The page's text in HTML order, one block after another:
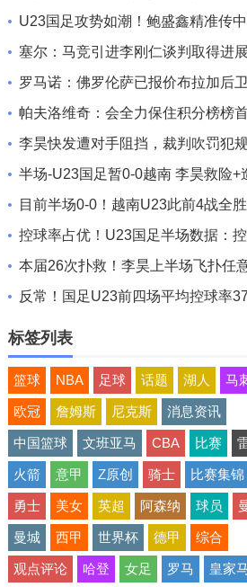
特塔的第二份报价仍遭拒绝
U23国足攻势如潮！鲍盛鑫精准传
的杨希没有顶到皮球
塞尔：马竞引进李刚仁谈判取得进
意埃德森和若昂·戈麦斯
罗马诺：佛罗伦萨已报价布拉加后
特，方案租借+买断选项
帕夫洛维奇：会全力保住积分榜榜首
格雷茨卡是我的支柱
李昊快发遭对手阻挡，裁判吹罚犯
吃到一张黄牌
半场-U23国足暂0-0越南 李昊救险+
国足控球超6成+4射0正
目前半场0-0！越南U23此前4战全
比赛上半场进球
控球率占优！U23国足半场数据：
6成，射门4-3，射正0-2
本届26次扑救！李昊上半场飞扑任
击化解险情 还造对手一黄
反常！国足U23前四场平均控球率
前半场控球率高达64%
标签列表
篮球 NBA 足球 话题 湖人 马
欧冠 詹姆斯 尼克斯 消息资讯
中国篮球 文班亚马 CBA 比赛
火箭 意甲 Z原创 骑士 比赛集锦
勇士 美女 英超 阿森纳 球员
曼城 西甲 世界杯 德甲 综合
观点评论 哈登 女足 罗马 皇家